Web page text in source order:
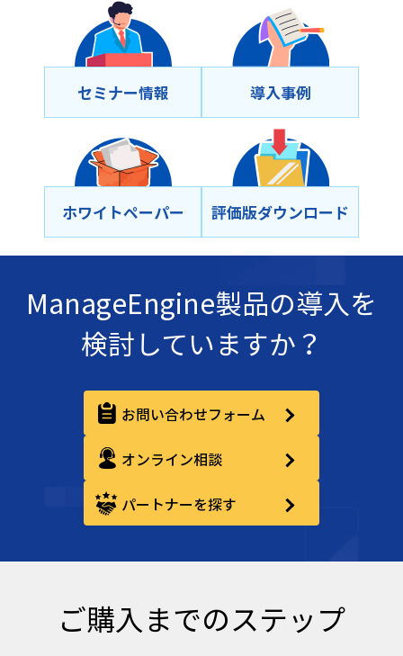
セミナー情報 導⼊事例
ホワイトペーパー 評価版ダウンロード
ManageEngine製品の導入を
検討していますか？
お問い合わせフォーム
オンライン相談
パートナーを探す
ご購入までのステップ